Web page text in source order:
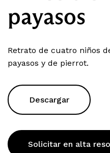
payasos
Retrato de cuatro niños
payasos y de pierrot.
Descargar
Solicitar en alta